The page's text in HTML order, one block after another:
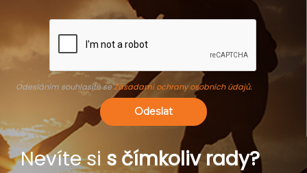
Odesláním souhlasíte seZásadami ochrany osobních údajů.
Odeslat
Nevíte si s čímkoliv rady?